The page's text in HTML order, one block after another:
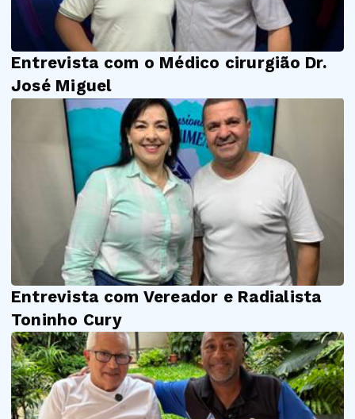
Entrevista com o Médico cirurgião Dr.
José Miguel
Entrevista com Vereador e Radialista
Toninho Cury